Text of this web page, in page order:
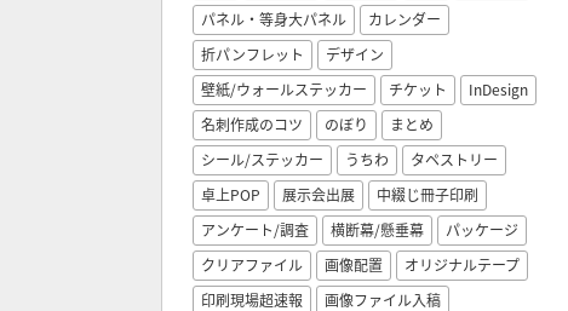
パネル・等身大パネル
カレンダー
折パンフレット
デザイン
壁紙/ウォールステッカー
チケット
InDesign
名刺作成のコツ
のぼり
まとめ
シール/ステッカー
うちわ
タペストリー
卓上POP
展示会出展
中綴じ冊子印刷
アンケート/調査
横断幕/懸垂幕
パッケージ
クリアファイル
画像配置
オリジナルテープ
印刷現場超速報
画像ファイル入稿